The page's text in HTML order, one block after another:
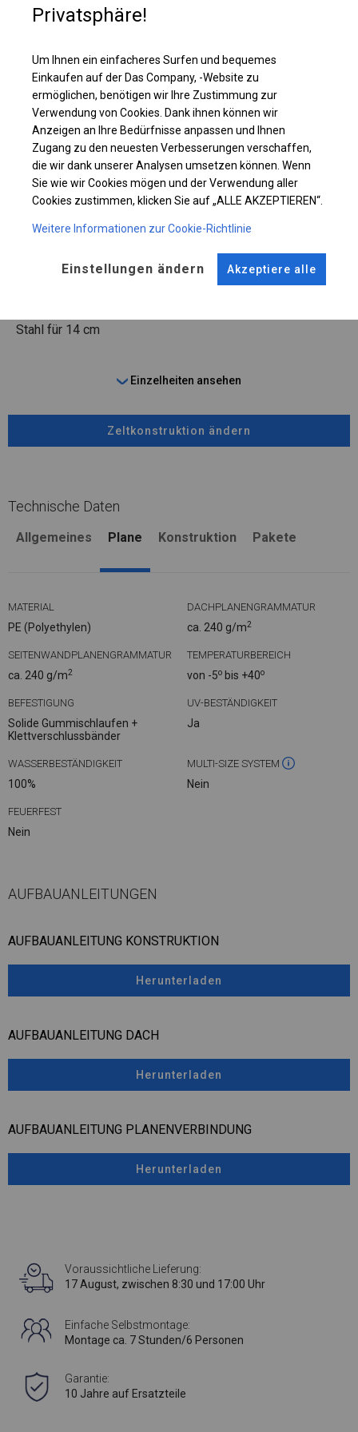
Plane ändern
KONSTRUKTION
WINTER
Stahl ca.fi 50 mm Stahl ca.fi 54 mm
Stahl für 14 cm
Einzelheiten ansehen
Zeltkonstruktion ändern
Technische Daten
Allgemeines Plane Konstruktion Pakete
MATERIAL
PE (Polyethylen)
DACHPLANENGRAMMATUR
ca. 240 g/m2
SEITENWANDPLANENGRAMMATUR
ca. 240 g/m2
TEMPERATURBEREICH
von -5o bis +40o
BEFESTIGUNG
Solide Gummischlaufen +
Klettverschlussbänder
UV-BESTÄNDIGKEIT
Ja
WASSERBESTÄNDIGKEIT
100%
MULTI-SIZE SYSTEM
Nein
FEUERFEST
Nein
AUFBAUANLEITUNGEN
AUFBAUANLEITUNG KONSTRUKTION
Herunterladen
AUFBAUANLEITUNG DACH
Herunterladen
AUFBAUANLEITUNG PLANENVERBINDUNG
Herunterladen
Voraussichtliche Lieferung:
17 August, zwischen 8:30 und 17:00 Uhr
Einfache Selbstmontage:
Montage ca. 7 Stunden/6 Personen
Garantie:
10 Jahre auf Ersatzteile
Privatsphäre!
Um Ihnen ein einfacheres Surfen und bequemes
Einkaufen auf der Das Company, -Website zu
ermöglichen, benötigen wir Ihre Zustimmung zur
Verwendung von Cookies. Dank ihnen können wir
Anzeigen an Ihre Bedürfnisse anpassen und Ihnen
Zugang zu den neuesten Verbesserungen verschaffen,
die wir dank unserer Analysen umsetzen können. Wenn
Sie wie wir Cookies mögen und der Verwendung aller
Cookies zustimmen, klicken Sie auf „ALLE AKZEPTIEREN“.
Weitere Informationen zur Cookie-Richtlinie
Einstellungen ändern Akzeptiere alle